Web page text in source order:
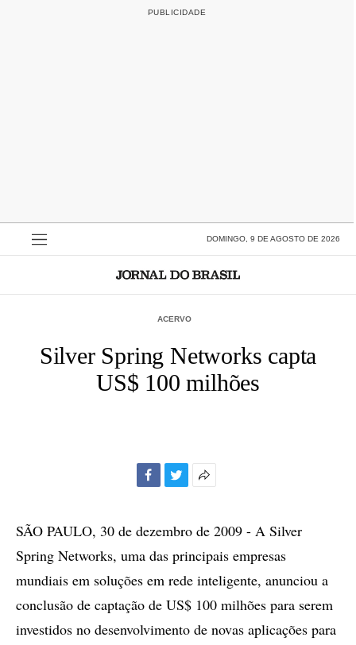
DOMINGO, 9 DE AGOSTO DE 2026
ACERVO
Silver Spring Networks capta
US$ 100 milhões
compartilhamento
SÃO PAULO, 30 de dezembro de 2009 - A Silver
Spring Networks, uma das principais empresas
mundiais em soluções em rede inteligente, anunciou a
conclusão de captação de US$ 100 milhões para serem
investidos no desenvolvimento de novas aplicações para